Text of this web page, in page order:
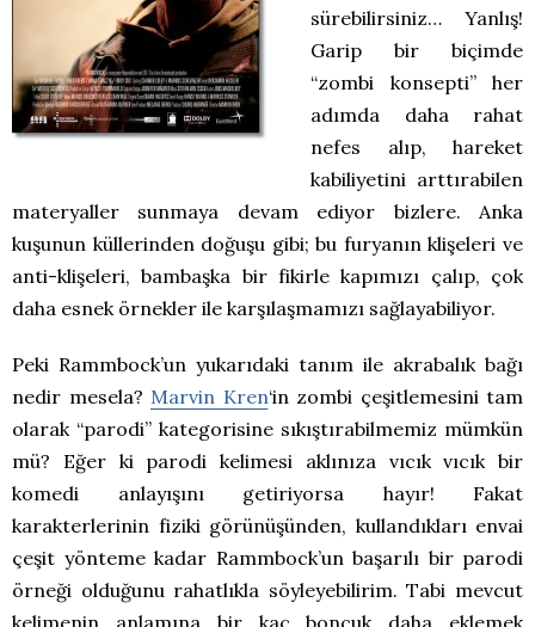
sürebilirsiniz… Yanlış!
Garip bir biçimde
“zombi konsepti” her
adımda daha rahat
nefes alıp, hareket
kabiliyetini arttırabilen
materyaller sunmaya devam ediyor bizlere. Anka
kuşunun küllerinden doğuşu gibi; bu furyanın klişeleri ve
anti-klişeleri, bambaşka bir fikirle kapımızı çalıp, çok
daha esnek örnekler ile karşılaşmamızı sağlayabiliyor.
Peki Rammbock’un yukarıdaki tanım ile akrabalık bağı
nedir mesela? Marvin Kren‘in zombi çeşitlemesini tam
olarak “parodi” kategorisine sıkıştırabilmemiz mümkün
mü? Eğer ki parodi kelimesi aklınıza vıcık vıcık bir
komedi anlayışını getiriyorsa hayır! Fakat
karakterlerinin fiziki görünüşünden, kullandıkları envai
çeşit yönteme kadar Rammbock’un başarılı bir parodi
örneği olduğunu rahatlıkla söyleyebilirim. Tabi mevcut